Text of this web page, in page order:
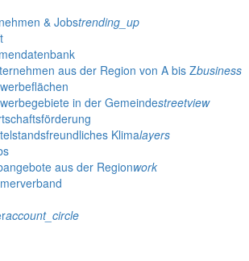
& Jobstrending_up
aus der Region von A bis Zbusiness
in der Gemeindestreetview
Klimalayers
aus der Regionwork
account_circle